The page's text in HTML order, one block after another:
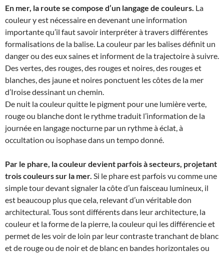
En mer, la route se compose d’un langage de couleurs. La
couleur y est nécessaire en devenant une information
importante qu’il faut savoir interpréter à travers différentes
formalisations de la balise. La couleur par les balises définit un
danger ou des eux saines et informent de la trajectoire à suivre.
Des vertes, des rouges, des rouges et noires, des rouges et
blanches, des jaune et noires ponctuent les côtes de la mer
d’Iroise dessinant un chemin.
De nuit la couleur quitte le pigment pour une lumière verte,
rouge ou blanche dont le rythme traduit l’information de la
journée en langage nocturne par un rythme à éclat, à
occultation ou isophase dans un tempo donné.
Par le phare, la couleur devient parfois à secteurs, projetant
trois couleurs sur la mer. Si le phare est parfois vu comme une
simple tour devant signaler la côte d’un faisceau lumineux, il
est beaucoup plus que cela, relevant d’un véritable don
architectural. Tous sont différents dans leur architecture, la
couleur et la forme de la pierre, la couleur qui les différencie et
permet de les voir de loin par leur contraste tranchant de blanc
et de rouge ou de noir et de blanc en bandes horizontales ou